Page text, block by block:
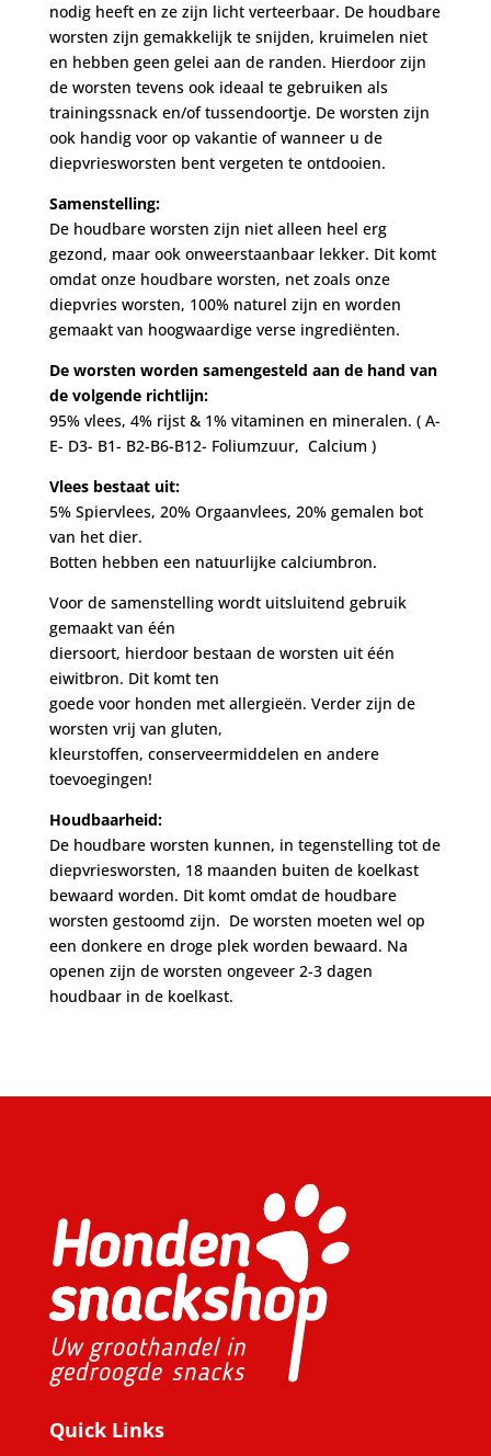
nodig heeft en ze zijn licht verteerbaar. De houdbare
worsten zijn gemakkelijk te snijden, kruimelen niet
en hebben geen gelei aan de randen. Hierdoor zijn
de worsten tevens ook ideaal te gebruiken als
trainingssnack en/of tussendoortje. De worsten zijn
ook handig voor op vakantie of wanneer u de
diepvriesworsten bent vergeten te ontdooien.
Samenstelling:
De houdbare worsten zijn niet alleen heel erg
gezond, maar ook onweerstaanbaar lekker. Dit komt
omdat onze houdbare worsten, net zoals onze
diepvries worsten, 100% naturel zijn en worden
gemaakt van hoogwaardige verse ingrediënten.
De worsten worden samengesteld aan de hand van
de volgende richtlijn:
95% vlees, 4% rijst & 1% vitaminen en mineralen. ( A-
E- D3- B1- B2-B6-B12- Foliumzuur, Calcium )
Vlees bestaat uit:
5% Spiervlees, 20% Orgaanvlees, 20% gemalen bot
van het dier.
Botten hebben een natuurlijke calciumbron.
Voor de samenstelling wordt uitsluitend gebruik
gemaakt van één
diersoort, hierdoor bestaan de worsten uit één
eiwitbron. Dit komt ten
goede voor honden met allergieën. Verder zijn de
worsten vrij van gluten,
kleurstoffen, conserveermiddelen en andere
toevoegingen!
Houdbaarheid:
De houdbare worsten kunnen, in tegenstelling tot de
diepvriesworsten, 18 maanden buiten de koelkast
bewaard worden. Dit komt omdat de houdbare
worsten gestoomd zijn. De worsten moeten wel op
een donkere en droge plek worden bewaard. Na
openen zijn de worsten ongeveer 2-3 dagen
houdbaar in de koelkast.
Quick Links